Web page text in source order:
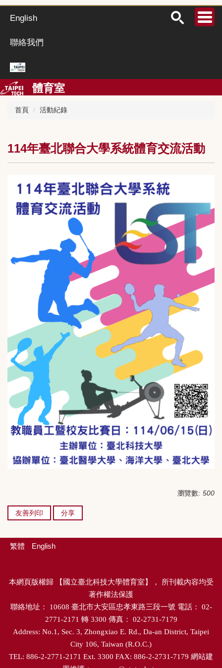
跳
到
要
區
English
聯絡我們
體育室
首頁 活動紀錄
114年臺北聯合大學系統體育交流活動
瀏覽數: 500
友善列印 分享
繁體 English
本網頁版權歸【 國立臺北科技大學體育室 】， 所刊載內容均受
著作權法保護
聯絡地址：
10608 臺北市大安區忠孝東路三段一號 電話：
02-
2771-2171 轉3300 傳真：
02-2731-7179
Address: No.1, Sec. 3, Zhongxiao E. Rd., Da-an District, Taipei
City 106, Taiwan (R.O.C.)
TEL: 886-2-2771-2171 Ext. 3300 FAX: 886-2-2731-7179 網站建